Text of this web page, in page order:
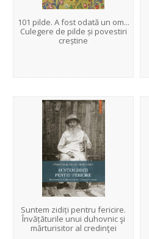
101 pilde. A fost odată un om...
Culegere de pilde și povestiri
creștine
Suntem zidiți pentru fericire.
Învățăturile unui du­hovnic şi
mărturisitor al credinţei